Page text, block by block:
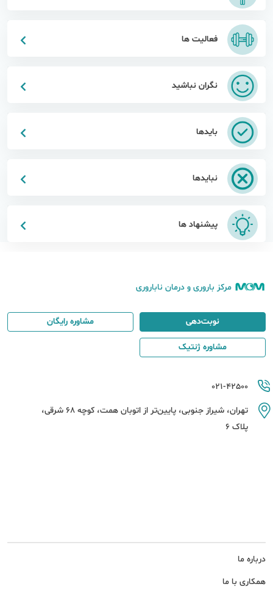
فعالیت ها
نگران نباشید
بایدها
نبایدها
پیشنهاد ها
مرکز باروری و درمان ناباروری
درباره ما
همکاری با ما
021-42500
تهران، شیراز جنوبی، پایین‌تر از اتوبان همت، کوچه 68 شرقی،
پلاک 6
نوبت‌دهی مشاوره رایگان
مشاوره ژنتیک